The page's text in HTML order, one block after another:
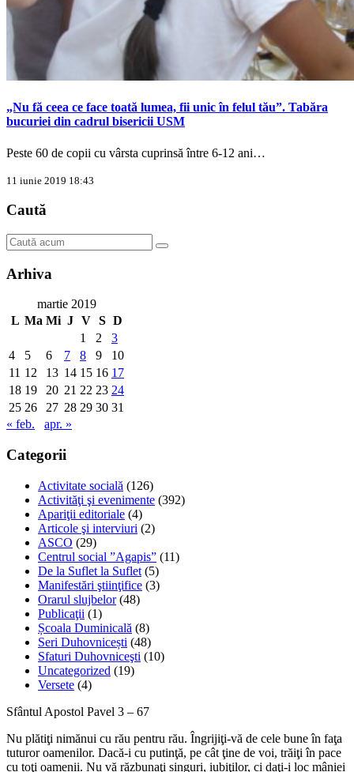
„Nu fă ceea ce face toată lumea, fii unic în felul tău”. Tabăra
bucuriei din cadrul bisericii USM
Peste 60 de copii cu vârsta cuprinsă între 6-12 ani…
11 iunie 2019 18:43
Caută
Arhiva
martie 2019
L Ma Mi J V S D
1
2
3
4
5 6 7 8 9
10
11 12 13 14 15 16 17
18 19 20 21 22 23 24
25 26 27 28 29 30 31
« feb.
apr. »
Categorii
Activitate socială (126)
Activităţi şi evenimente (392)
Apariţii editoriale (4)
Articole şi interviuri (2)
ASCO (29)
Centrul social ”Agapis” (11)
De la Suflet la Suflet (5)
Manifestări ştiinţifice (3)
Orarul slujbelor(48)
Publicaţii (1)
Școala Duminicală (8)
Seri Duhovnicești (48)
Sfaturi Duhovniceşti (10)
Uncategorized (19)
Versete (4)
Sfântul Apostol Pavel 3 – 67
Nu plătiţi nimănui cu rău pentru rău. Îngrijiţi-vă de cele bune în faţa
tuturor oamenilor. Dacă-i cu putinţă, pe cât ţine de voi, trăiţi în pace
cu toţi oamenii. Nu vă răzbunaţi singuri, iubiţilor, ci daţi-i loc mâniei